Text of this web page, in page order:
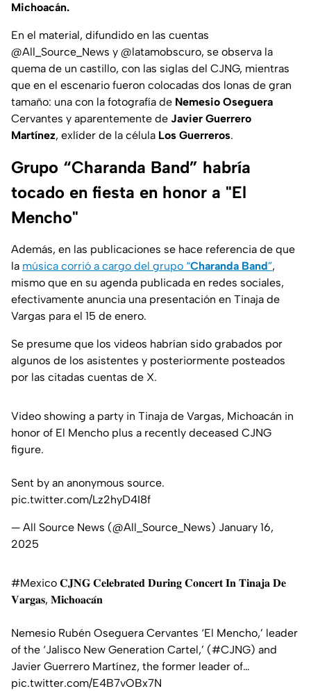
Michoacán.
En el material, difundido en las cuentas
@All_Source_News y @latamobscuro, se observa la
quema de un castillo, con las siglas del CJNG, mientras
que en el escenario fueron colocadas dos lonas de gran
tamaño: una con la fotografía de Nemesio Oseguera
Cervantes y aparentemente de Javier Guerrero
Martínez, exlíder de la célula Los Guerreros.
Grupo “Charanda Band” habría
tocado en fiesta en honor a "El
Mencho"
Además, en las publicaciones se hace referencia de que
la música corrió a cargo del grupo “Charanda Band”,
mismo que en su agenda publicada en redes sociales,
efectivamente anuncia una presentación en Tinaja de
Vargas para el 15 de enero.
Se presume que los videos habrían sido grabados por
algunos de los asistentes y posteriormente posteados
por las citadas cuentas de X.
Video showing a party in Tinaja de Vargas, Michoacán in
honor of El Mencho plus a recently deceased CJNG
figure.
Sent by an anonymous source.
pic.twitter.com/Lz2hyD4I8f
— All Source News (@All_Source_News) January 16,
2025
#Mexico 𝐂𝐉𝐍𝐆 𝐂𝐞𝐥𝐞𝐛𝐫𝐚𝐭𝐞𝐝 𝐃𝐮𝐫𝐢𝐧𝐠 𝐂𝐨𝐧𝐜𝐞𝐫𝐭 𝐈𝐧 𝐓𝐢𝐧𝐚𝐣𝐚 𝐃𝐞
𝐕𝐚𝐫𝐠𝐚𝐬, 𝐌𝐢𝐜𝐡𝐨𝐚𝐜𝐚́𝐧
Nemesio Rubén Oseguera Cervantes ‘El Mencho,’ leader
of the ‘Jalisco New Generation Cartel,’ (#CJNG) and
Javier Guerrero Martínez, the former leader of…
pic.twitter.com/E4B7vOBx7N